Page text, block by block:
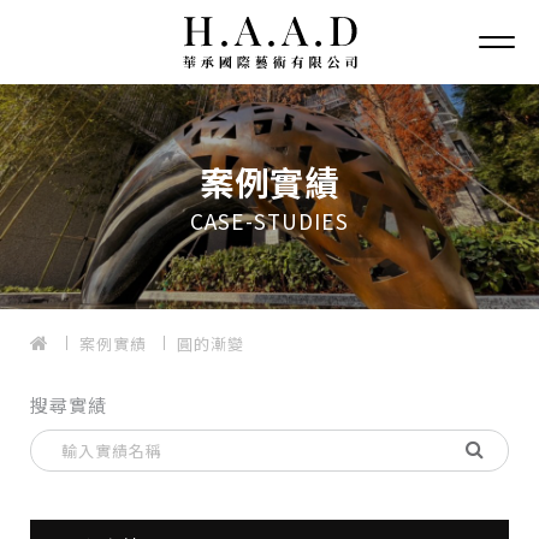
案例實績
CASE-STUDIES
案例實績 圓的漸變
搜尋實績